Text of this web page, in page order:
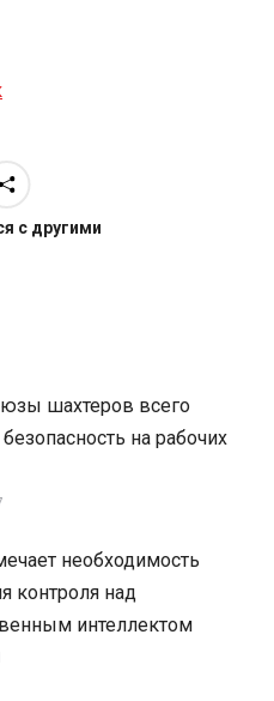
с другими
шахтеров всего
на рабочих
необходимость
контроля над
интеллектом